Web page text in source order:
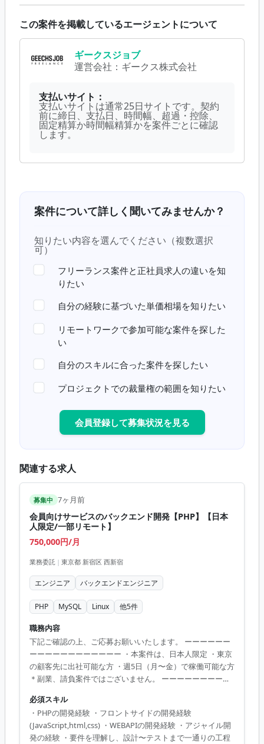
この案件を掲載しているエージェントについて
ギークスジョブ
運営会社： ギークス株式会社
支払いサイト：
支払いサイトは通常25日サイトです。契約
前に締日、支払日、時間幅、超過・控除、
固定精算か時間幅精算かを案件ごとに確認
します。
案件について詳しく聞いてみませんか？
知りたい内容を選んでください（複数選択
可）
フリーランス案件と正社員求人の違いを知
りたい
自分の経験に基づいた単価相場を知りたい
リモートワークで参加可能な案件を探した
い
自分のスキルに合った案件を探したい
プロジェクトでの裁量権の範囲を知りたい
会員登録して募集状況を見る
関連する求人
募集中 7ヶ月前
会員向けサービスのバックエンド開発【PHP】【日本
人限定/一部リモート】
750,000円/月
業務委託 | 東京都 新宿区 西新宿
エンジニア バックエンドエンジニア
PHP MySQL Linux 他5件
職務内容
下記ご確認の上、ご応募お願いいたします。 ーーーーーー
ーーーーーーーーーーーー ・本案件は、日本人限定 ・東京
の顧客先に出社可能な方 ・週5日（月〜金）で稼働可能な方
＊副業、請負案件ではございません。 ーーーーーーーーー
ンジニアを募集致します。 ・新規サービス、会員向けボバ
イルアプリのバックエンド側(管理画面、WEB API、バッチ)
の開発をお任せする予定です。 週5日、リモート
必須スキル
・PHPの開発経験 ・フロントサイドの開発経験
(JavaScript,html,css) ・WEBAPIの開発経験 ・アジャイル開
発の経験 ・要件を理解し、設計〜テストまで一通りの工程